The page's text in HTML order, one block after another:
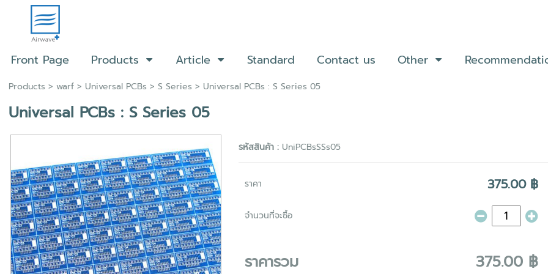
Front Page Products Article Standard Contact us Other
Products > warf> Universal PCBs > S Series > Universal PCBs : S Series 05
Universal PCBs : S Series 05
รหัสสินค้า : UniPCBsSSs05
ราคา 375.00 ฿
จำนวนที่จะซื้อ
ราคารวม 375.00 ฿